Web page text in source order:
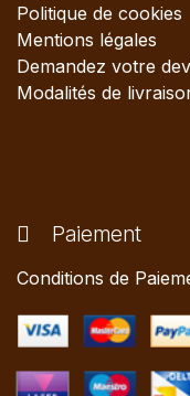
Politique de cookies
Mentions légales
Demandez votre
Modalités de
Paiement
Conditions de